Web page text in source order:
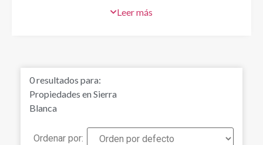
telón de fondo. Enclavada entre el
mundos. La conveniente ubicación y
las impresionantes vistas al mar han
llevado a la construcción de algunas
también como “la Milla de Oro”
Leer más
0resultados para:
Propiedades en Sierra
Blanca
Ordenar por: